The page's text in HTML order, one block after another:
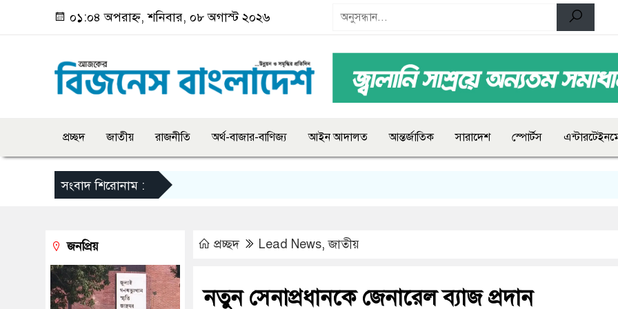
০১:০৪ অপরাহ্ন, শনিবার, ০৮ অগাস্ট ২০২৬
প্রচ্ছদ জাতীয় রাজনীতি অর্থ-বাজার-বাণিজ্য আইন আদালত আন্তর্জাতিক সারাদেশ স্পোর্টস
সংবাদ শিরোনাম :
প্রচ্ছদ Lead News,জাতীয়
নতুন সেনাপ্রধানকে জেনারেল ব্যাজ প্রদান
জনপ্রিয়